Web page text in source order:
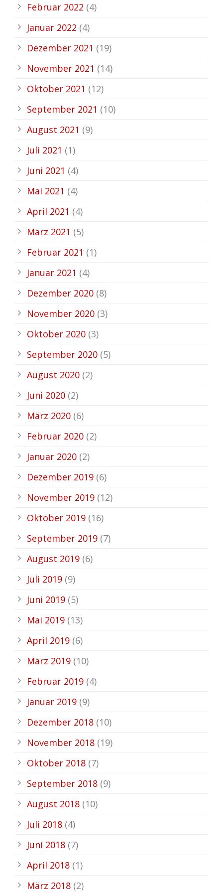
Februar 2022 (4)
Januar 2022 (4)
Dezember 2021 (19)
November 2021 (14)
Oktober 2021 (12)
September 2021 (10)
August 2021 (9)
Juli 2021 (1)
Juni 2021 (4)
Mai 2021 (4)
April 2021 (4)
März 2021 (5)
Februar 2021 (1)
Januar 2021 (4)
Dezember 2020 (8)
November 2020 (3)
Oktober 2020 (3)
September 2020 (5)
August 2020 (2)
Juni 2020 (2)
März 2020 (6)
Februar 2020 (2)
Januar 2020 (2)
Dezember 2019 (6)
November 2019 (12)
Oktober 2019 (16)
September 2019 (7)
August 2019 (6)
Juli 2019 (9)
Juni 2019 (5)
Mai 2019 (13)
April 2019 (6)
März 2019 (10)
Februar 2019 (4)
Januar 2019 (9)
Dezember 2018 (10)
November 2018 (19)
Oktober 2018 (7)
September 2018 (9)
August 2018 (10)
Juli 2018 (4)
Juni 2018 (7)
April 2018 (1)
März 2018 (2)